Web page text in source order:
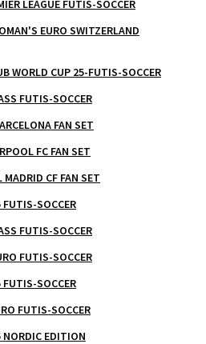
LEAGUE FUTIS-SOCCER
EURO SWITZERLAND
WORLD CUP 25-FUTIS-SOCCER
FUTIS-SOCCER
FAN SET
FC FAN SET
CF FAN SET
SOCCER
FUTIS-SOCCER
FUTIS-SOCCER
SOCCER
FUTIS-SOCCER
NORDIC EDITION